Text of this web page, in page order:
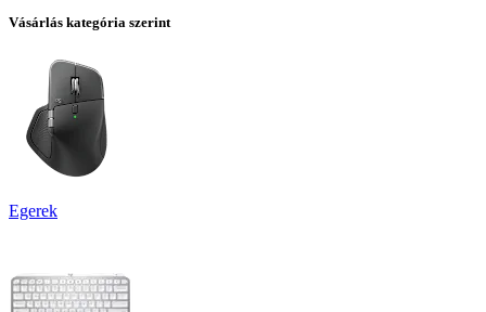
Vásárlás kategória szerint
Egerek